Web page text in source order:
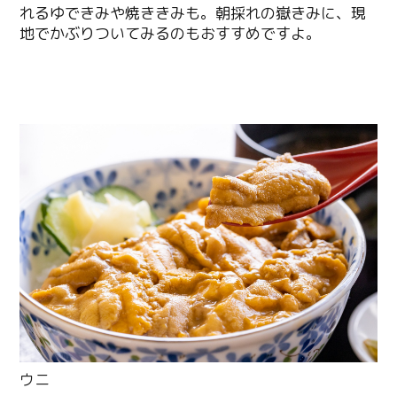
れるゆできみや焼ききみも。朝採れの嶽きみに、現
地でかぶりついてみるのもおすすめですよ。